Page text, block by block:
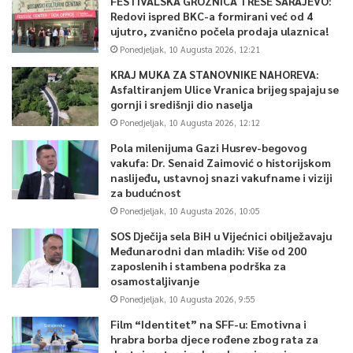
Nina Karačić Brković je kazala kako Tužilaštvo u optužnici nije
spominjalo certifikat, već da respiratori nisu invazivni, a da se
ovim utvrđuje da jesu.
Fikret Hodžić je u obraćanju Sudu rekao da respiratori, kad su se
nabavljali, “ne bi mogli krenuti iz Kine da nisu imali certifikate”.
“Sve što smo mi radili, radili smo u skladu sa zakonom”, naveo
je.
Za zloupotrebe prilikom nabavke repsiratora, s Hodžićem i
firmom “F.H. Srebrena malina”, optuženi su federalni premijer
Fadil Novalić, suspendovani direktor Federalne uprave civilne
zaštite (FUCZ) Fahrudin Solak i federalna ministrica finansija
Predsjedavajući Perić odbio je izvođenje ostalih dokaza replike
Redovi ispred BKC-a formirani već od 4
ujutro, zvanično počela prodaja ulaznica!
Ponedjeljak, 10 Augusta 2026, 12:21
KRAJ MUKA ZA STANOVNIKE NAHOREVA:
Asfaltiranjem Ulice Vranica brijeg spajaju se
gornji i središnji dio naselja
Ponedjeljak, 10 Augusta 2026, 12:12
Pola milenijuma Gazi Husrev-begovog
vakufa: Dr. Senaid Zaimović o historijskom
naslijeđu, ustavnoj snazi vakufname i viziji
za budućnost
Ponedjeljak, 10 Augusta 2026, 10:05
SOS Dječija sela BiH u Vijećnici obilježavaju
Međunarodni dan mladih: Više od 200
zaposlenih i stambena podrška za
osamostaljivanje
Ponedjeljak, 10 Augusta 2026, 9:55
Film “Identitet” na SFF-u: Emotivna i
hrabra borba djece rođene zbog rata za